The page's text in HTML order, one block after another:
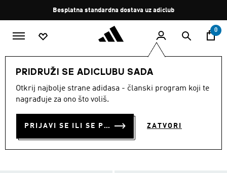
Zaustavi
rotaciju
Besplatna standardna dostava uz adiclub
0
PRIDRUŽI SE ADICLUBU SADA
Otkrij najbolje strane adidasa - članski program koji te
nagrađuje za ono što voliš.
PRIJAVI SE ILI SE PRIDRUŽI SADA ZATVORI
Zima Zimska sportska odjeća
ZIMSKA SPORTSKA
ODJEĆA
(119)
Filtriraj